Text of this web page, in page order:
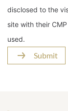
disclosed to the
site with their
used.
Submit